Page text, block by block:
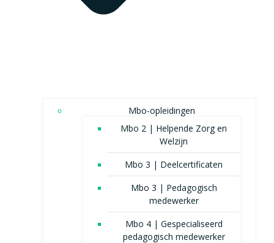
Mbo-opleidingen
Mbo 2 | Helpende Zorg en
Welzijn
Mbo 3 | Deelcertificaten
Mbo 3 | Pedagogisch
medewerker
Mbo 4 | Gespecialiseerd
pedagogisch medewerker